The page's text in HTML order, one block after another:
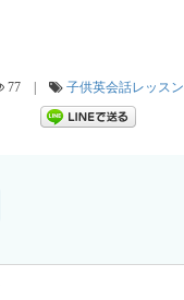
77 | 子供英会話レッスン